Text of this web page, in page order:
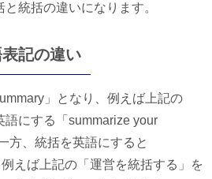
統括の違いになります。
記の違い
」となり、例えば上記の
語にする「summarize your
方、統括を英語にすると
えば上記の「運営を統括する」を